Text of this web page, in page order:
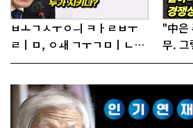
ㅂㅗㄱㅅㅜㅇㅢ ㅋㅏㄹㅂㅜ
ㄹㅣㅁ, ㅇㅙ ㄱㅜㄱㅁㅣㄴㄷ
ㅡㄹㅇㅣ ㄷㅏㅇㅎㅐㅇㅑ ㅎ
"中은
무. 그
쟁하